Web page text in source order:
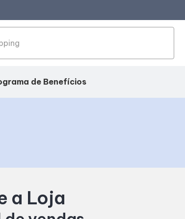
de Benefícios
a Loja